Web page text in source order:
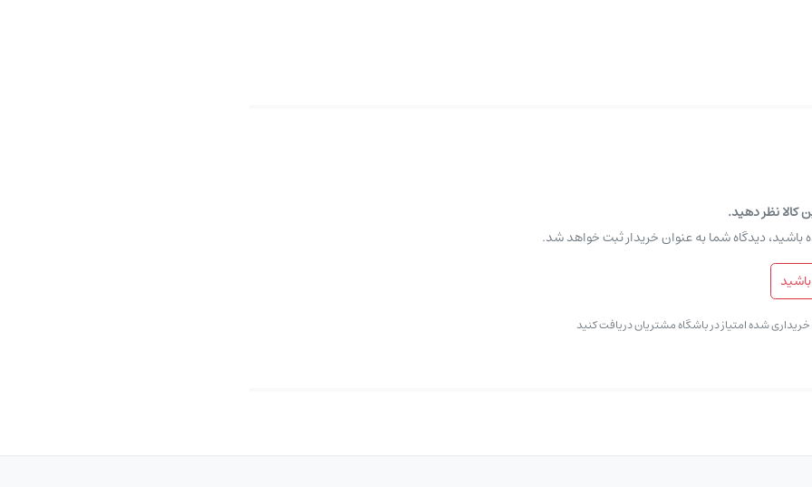
کالا نظر دهید.
باشید، دیدگاه شما به عنوان خریدار ثبت خواهد شد.
خریداری شده امتیاز در باشگاه مشتریان دریافت کنید